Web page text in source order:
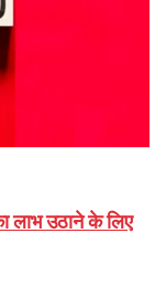
लाभ उठाने के लिए